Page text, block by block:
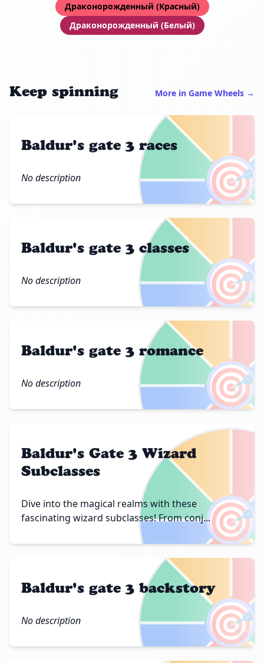
Драконорожденный (Красный)
Драконорожденный (Белый)
Keep spinning More in Game Wheels →
🎯
Baldur's gate 3 races
No description
🎯
Baldur's gate 3 classes
No description
🎯
Baldur's gate 3 romance
No description
🎯
Baldur's Gate 3 Wizard
Subclasses
Dive into the magical realms with these
fascinating wizard subclasses! From conj...
🎯
Baldur's gate 3 backstory
No description